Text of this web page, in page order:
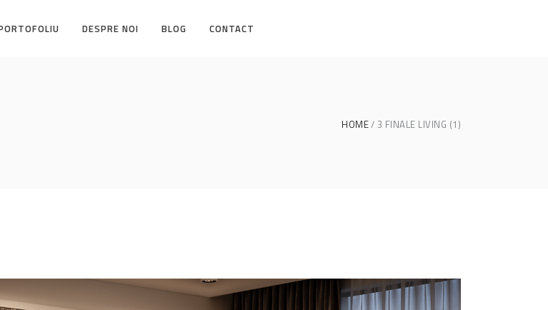
DESPRE NOI BLOG CONTACT
HOME 3 FINALE LIVING (1)